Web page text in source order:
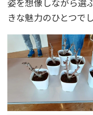
きな魅力のひとつでし